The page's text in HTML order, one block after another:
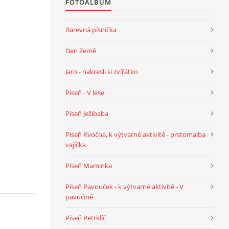
Barevná písnička
Den Země
Jaro - nakresli si zvířátko
Píseň - V lese
Píseň Ježibaba
Píseň Kvočna, k výtvarné aktivitě - prstomalba
vajíčka
Píseň Maminka
Píseň Pavouček - k výtvarné aktivitě - V
pavučině
Píseň Petrklíč